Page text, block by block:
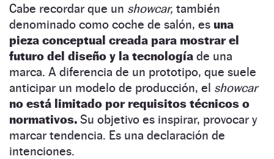
Cabe recordar que un showcar, también
denominado como coche de salón, es una
pieza conceptual creada para mostrar el
futuro del diseño y la tecnología de una
marca. A diferencia de un prototipo, que suele
anticipar un modelo de producción, el showcar
no está limitado por requisitos técnicos o
normativos. Su objetivo es inspirar, provocar y
marcar tendencia. Es una declaración de
intenciones.